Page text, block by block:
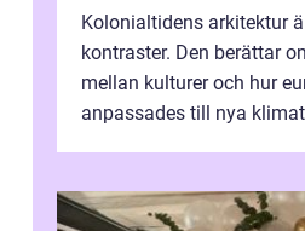
Kolonialtidens arkitektur
kontraster. Den berättar
mellan kulturer och hur
anpassades till nya